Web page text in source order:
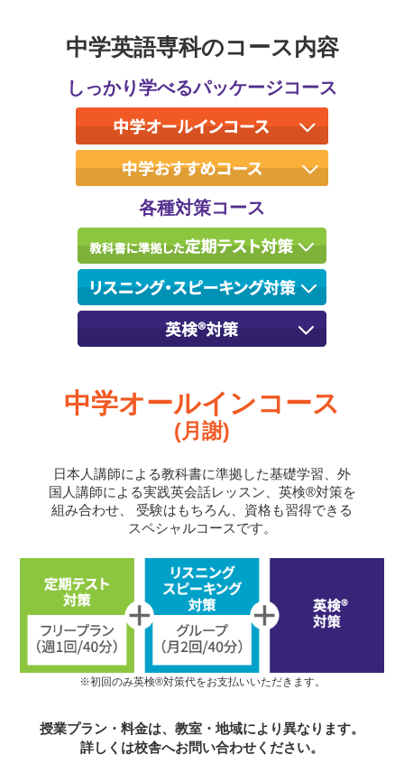
中学英語専科のコース内容
しっかり学べるパッケージコース
各種対策コース
中学オールインコース
(月謝)
日本人講師による教科書に準拠した基礎学習、外
国人講師による実践英会話レッスン、英検®対策を
組み合わせ、
受験はもちろん、資格も習得できる
スペシャルコースです。
※初回のみ英検®対策代をお支払いいただきます。
授業プラン・料金は、教室・地域により異なります。
詳しくは校舎へお問い合わせください。